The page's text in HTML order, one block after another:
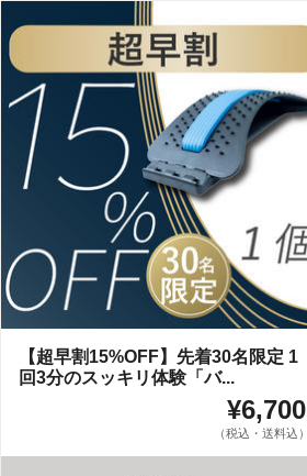
【超早割15%OFF】先着30名限定 1
回3分のスッキリ体験「バ...
¥6,700
（税込・送料込）